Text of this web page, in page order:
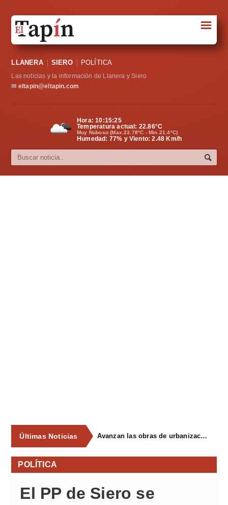
Sociedad
Política
Cultura
☰
LLANERA SIERO POLÍTICA
Las noticias y la información de Llanera y Siero
✉ eltapin@eltapin.com
Hora:10:15:26
Temperatura actual: 22.86°C
Muy Nuboso (Max.23.78ºC - Min.21.4ºC)
Humedad: 77% y Viento: 2.48 Km/h
Últimas Noticias Avanzan las obras de urbanización del parque de La Reconquista, en los terrenos del antiguo matadero de Pola de Siero
POLÍTICA
El PP de Siero se